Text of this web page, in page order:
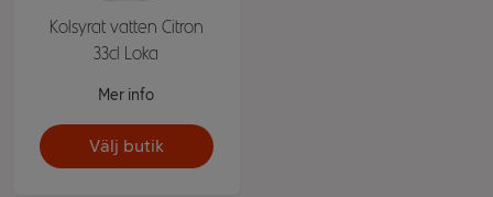
Kolsyrat vatten Citron
33cl Loka
Mer info
Välj butik